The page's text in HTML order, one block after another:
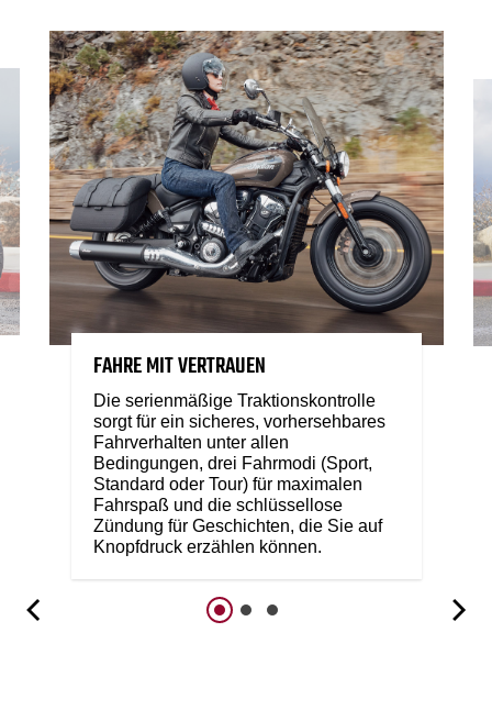
FAHRE MIT VERTRAUEN
Die serienmäßige Traktionskontrolle
sorgt für ein sicheres, vorhersehbares
Fahrverhalten unter allen
Bedingungen, drei Fahrmodi (Sport,
Standard oder Tour) für maximalen
Fahrspaß und die schlüssellose
Zündung für Geschichten, die Sie auf
Knopfdruck erzählen können.